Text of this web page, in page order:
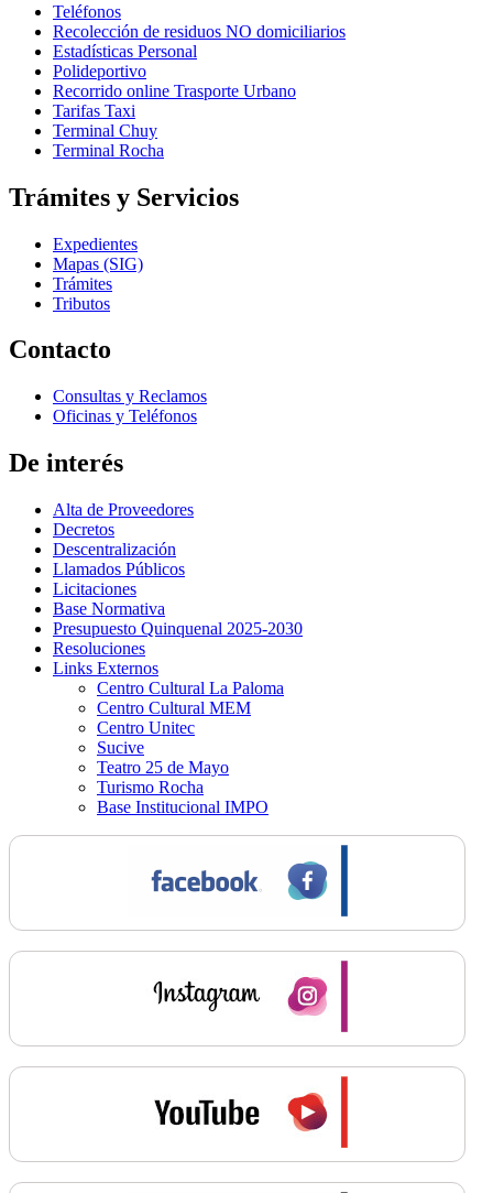
Teléfonos
Recolección de residuos NO domiciliarios
Estadísticas Personal
Polideportivo
Recorrido online Trasporte Urbano
Tarifas Taxi
Terminal Chuy
Terminal Rocha
Trámites y Servicios
Expedientes
Mapas (SIG)
Trámites
Tributos
Contacto
Consultas y Reclamos
Oficinas y Teléfonos
De interés
Alta de Proveedores
Decretos
Descentralización
Llamados Públicos
Licitaciones
Base Normativa
Presupuesto Quinquenal 2025-2030
Resoluciones
Links Externos
Centro Cultural La Paloma
Centro Cultural MEM
Centro Unitec
Sucive
Teatro 25 de Mayo
Turismo Rocha
Base Institucional IMPO